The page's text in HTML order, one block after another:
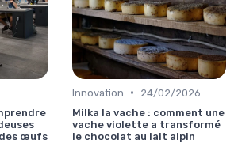
œufs
Innovation •
24/02/2026
Milka la vache : comment une
vache violette a transformé
le chocolat au lait alpin